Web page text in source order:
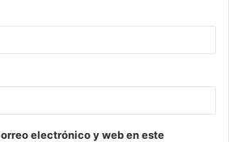
electrónico y web en este